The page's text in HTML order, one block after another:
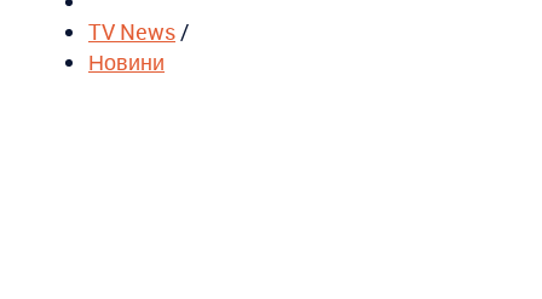
TV News/
Новини